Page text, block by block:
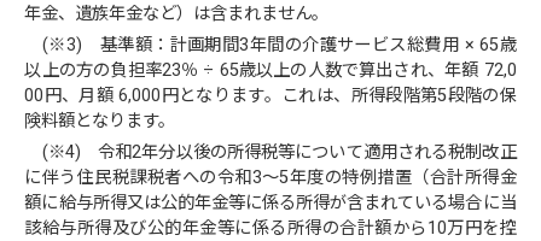
年金、遺族年金など）は含まれません。
(※3) 基準額：計画期間3年間の介護サービス総費用 × 65歳
以上の方の負担率23％ ÷ 65歳以上の人数で算出され、年額 72,0
00円、月額 6,000円となります。これは、所得段階第5段階の保
険料額となります。
(※4) 令和2年分以後の所得税等について適用される税制改正
に伴う住民税課税者への令和3～5年度の特例措置（合計所得金
額に給与所得又は公的年金等に係る所得が含まれている場合に当
該給与所得及び公的年金等に係る所得の合計額から10万円を控